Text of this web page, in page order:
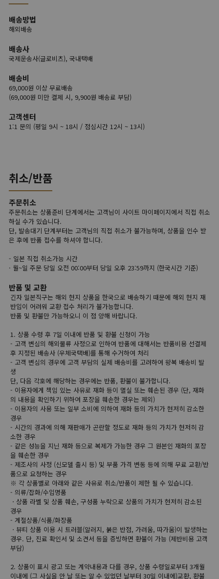
배송방법
해외배송
배송사
국제운송사(글로비츠), 국내택배
배송비
69,000원 이상 무료배송
(69,000원 미만 결제 시, 9,900원 배송료 부담)
고객센터
1:1 문의 (평일 9시 ~ 18시 / 점심시간 12시 ~ 13시)
취소/반품
주문취소
주문취소는 상품준비 단계에서는 고객님이 사이트 마이페이지에서 직접 취소
하실 수가 있습니다.
단, 발송대기 단계부터는 고객님의 직접 취소가 불가능하며, 상품을 인수 받
은 후에 반품 접수를 하셔야 합니다.
- 일본 직접 취소가능 시간
· 월~일 주문 당일 오전 00:00부터 당일 오후 23:59까지 (한국시간 기준)
반품 및 교환
긴자 일본직구는 해외 현지 상품을 한국으로 배송하기 때문에 해외 현지 재
반입이 어려워 교환 접수 처리가 불가능합니다.
반품 및 환불만 가능하오니 이 점 양해 바랍니다.
1. 상품 수령 후 7일 이내에 반품 및 환불 신청이 가능
- 고객 변심의 해외물류 사정으로 인하여 반품에 대해서는 반품비용 선결제
후 지정된 배송사 (우체국택배)를 통해 수거하여 처리
- 고객 변심의 경우에 고객 부담의 실제 배송비를 고려하여 왕복 배송비 발
생
단, 다음 각호에 해당하는 경우에는 반품, 환불이 불가합니다.
- 이용자에게 책임 있는 사유로 재화 등이 멸실 또는 훼손된 경우 (단, 재화
의 내용을 확인하기 위하여 포장을 훼손한 경우는 제외)
- 이용자의 사용 또는 일부 소비에 의하여 재화 등의 가치가 현저히 감소한
경우
- 시간의 경과에 의해 재판매가 곤란할 정도로 재화 등의 가치가 현저히 감
소한 경우
- 같은 성능을 지닌 재화 등으로 복제가 가능한 경우 그 원본인 재화의 포장
을 훼손한 경우
- 제조사의 사정 (신모델 출시 등) 및 부품 가격 변동 등에 의해 무료 교환/반
품으로 요청하는 경우
※ 각 상품별로 아래와 같은 사유로 취소/반품이 제한 될 수 있습니다.
- 의류/잡화/수입명품
ㆍ상품 라벨 및 상품 훼손, 구성품 누락으로 상품의 가치가 현저히 감소된
경우
- 계절상품/식품/화장품
ㆍ뷰티 상품 이용 시 트러블(알러지, 붉은 반점, 가려움, 따가움)이 발생하는
경우. 단, 진료 확인서 및 소견서 등을 증빙하면 환불이 가능 (제반비용 고객
부담)
2. 상품이 표시 광고 또는 계약내용과 다를 경우, 상품 수령일로부터 3개월
이내에 (그 사실을 안 날 또는 알 수 있었던 날부터 30일 이내에)교환, 환불